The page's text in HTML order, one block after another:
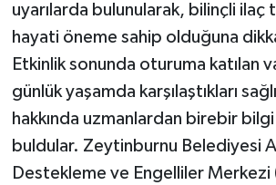
uyarılarda bulunularak, bilinçli ilaç
hayati öneme sahip olduğuna
Etkinlik sonunda oturuma katılan
günlük yaşamda karşılaştıkları
hakkında uzmanlardan birebir bilgi
buldular. Zeytinburnu Belediyesi
Destekleme ve Engelliler Merkezi